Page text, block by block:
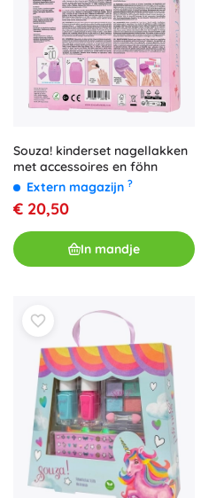
Souza! kinderset nagellakken
met accessoires en föhn
Extern magazijn ?
€ 20,50
In mandje